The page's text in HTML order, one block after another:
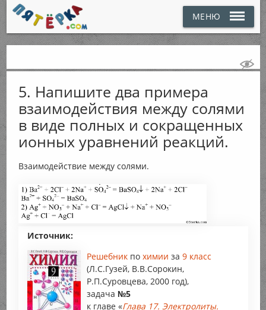
МЕНЮ
5. Напишите два примера
взаимодействия между солями
в виде полных и сокращенных
ионных уравнений реакций.
Взаимодействие между солями.
Источник:
Решебник по химии за 9 класс
(Л.С.Гузей, В.В.Сорокин,
Р.П.Суровцева, 2000 год),
задача №5
к главе «Глава 17. Электролиты.